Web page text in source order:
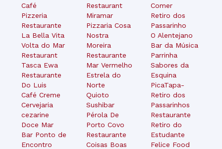
Café
Pizzeria
Restaurante
La Bella Vita
Volta do Mar
Restaurant
Tasca Ewa
Restaurante
Do Luis
Café Creme
Cervejaria
cezarine
Doce Mar
Bar Ponto de
Encontro
Restaurant
Miramar
Pizzaria Cosa
Nostra
Moreira
Restaurante
Mar Vermelho
Estrela do
Norte
Quioto
Sushibar
Pérola De
Porto Covo
Restaurante
Coisas Boas
Comer
Retiro dos
Passarinho
O Alentejano
Bar da Música
Parrinha
Sabores da
Esquina
PicaTapa-
Retiro dos
Passarinhos
Restaurante
Retiro do
Estudante
Felice Food